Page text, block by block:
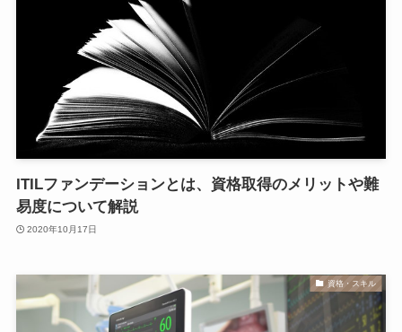
ITILファンデーションとは、資格取得のメリットや難
易度について解説
2020年10月17日
資格・スキル